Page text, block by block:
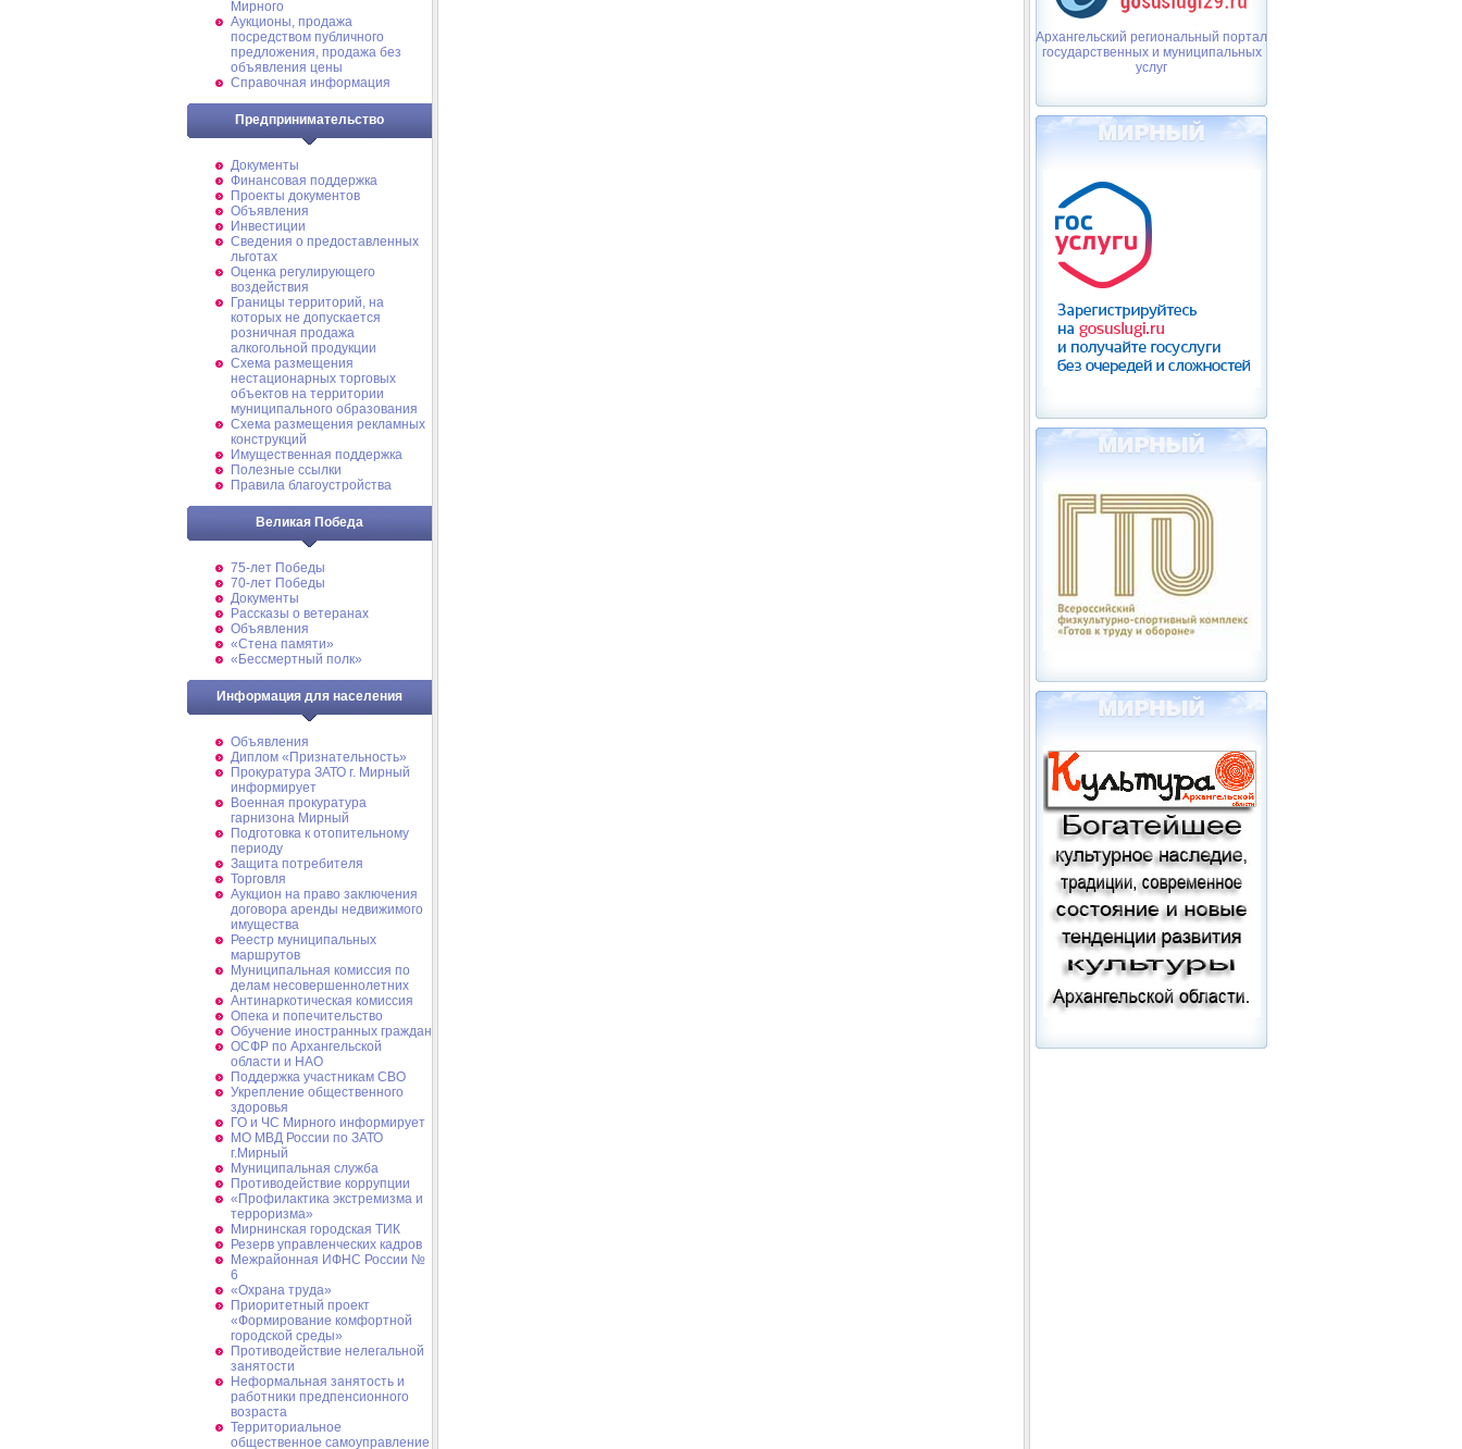
Мирного
Аукционы, продажа
посредством публичного
предложения, продажа без
объявления цены
Справочная информация
Предпринимательство
Документы
Финансовая поддержка
Проекты документов
Объявления
Инвестиции
Сведения о предоставленных
льготах
Оценка регулирующего
воздействия
Границы территорий, на
которых не допускается
розничная продажа
алкогольной продукции
Схема размещения
нестационарных торговых
объектов на территории
муниципального образования
Схема размещения рекламных
конструкций
Имущественная поддержка
Полезные ссылки
Правила благоустройства
Великая Победа
75-лет Победы
70-лет Победы
Документы
Рассказы о ветеранах
Объявления
«Стена памяти»
«Бессмертный полк»
Информация для населения
Объявления
Диплом «Признательность»
Прокуратура ЗАТО г. Мирный
информирует
Военная прокуратура
гарнизона Мирный
Подготовка к отопительному
периоду
Защита потребителя
Торговля
Аукцион на право заключения
договора аренды недвижимого
имущества
Реестр муниципальных
маршрутов
Муниципальная комиссия по
делам несовершеннолетних
Антинаркотическая комиссия
Опека и попечительство
Обучение иностранных граждан
ОСФР по Архангельской
области и НАО
Поддержка участникам СВО
Укрепление общественного
здоровья
ГО и ЧС Мирного информирует
МО МВД России по ЗАТО
г.Мирный
Муниципальная cлужба
Противодействие коррупции
«Профилактика экстремизма и
терроризма»
Мирнинская городская ТИК
Резерв управленческих кадров
Межрайонная ИФНС России №
6
«Охрана труда»
Приоритетный проект
«Формирование комфортной
городской среды»
Противодействие нелегальной
занятости
Неформальная занятость и
работники предпенсионного
возраста
Территориальное
общественное самоуправление
Архангельский региональный портал
государственных и муниципальных
услуг